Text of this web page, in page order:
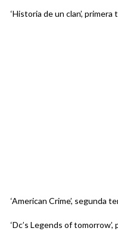
‘Historia de un clan’,
‘American Crime’, segunda
‘Dc’s Legends of